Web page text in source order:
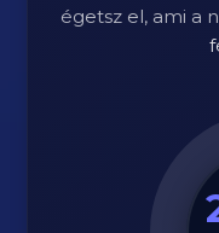
égetsz el, ami a